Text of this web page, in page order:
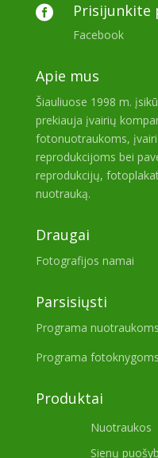
 Prisijunkite
Facebook
Apie mus
Šiauliuose 1998 m.
prekiauja įvairių
fotonuotraukoms,
reprodukcijoms bei
reprodukcijų,
nuotrauką.
Draugai
Fotografijos namai
Parsisiųsti
Programa nuotraukoms
Programa
Produktai
Nuotraukos
Sienų